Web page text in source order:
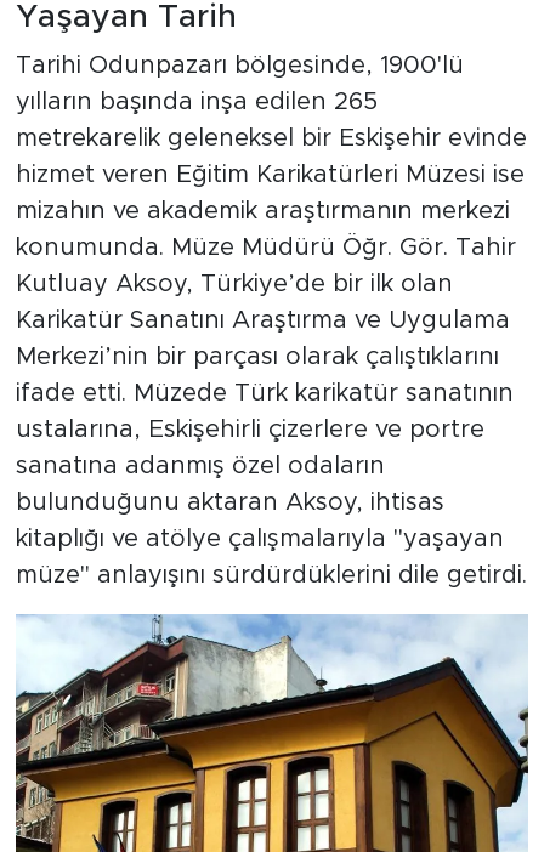
Yaşayan Tarih
Tarihi Odunpazarı bölgesinde, 1900'lü
yılların başında inşa edilen 265
metrekarelik geleneksel bir Eskişehir evinde
hizmet veren Eğitim Karikatürleri Müzesi ise
mizahın ve akademik araştırmanın merkezi
konumunda. Müze Müdürü Öğr. Gör. Tahir
Kutluay Aksoy, Türkiye’de bir ilk olan
Karikatür Sanatını Araştırma ve Uygulama
Merkezi’nin bir parçası olarak çalıştıklarını
ifade etti. Müzede Türk karikatür sanatının
ustalarına, Eskişehirli çizerlere ve portre
sanatına adanmış özel odaların
bulunduğunu aktaran Aksoy, ihtisas
kitaplığı ve atölye çalışmalarıyla "yaşayan
müze" anlayışını sürdürdüklerini dile getirdi.